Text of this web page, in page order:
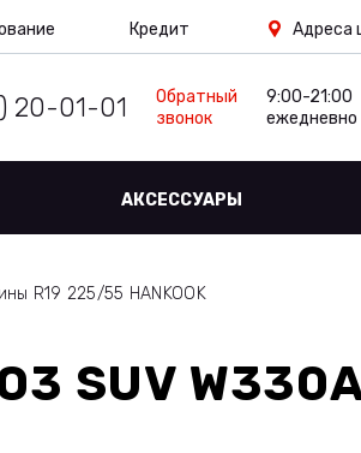
Кредит Адреса
20-01-01
Обратный
звонок
9:00-21:00
ежедневно
АКСЕССУАРЫ
R19 225/55 HANKOOK
SUV